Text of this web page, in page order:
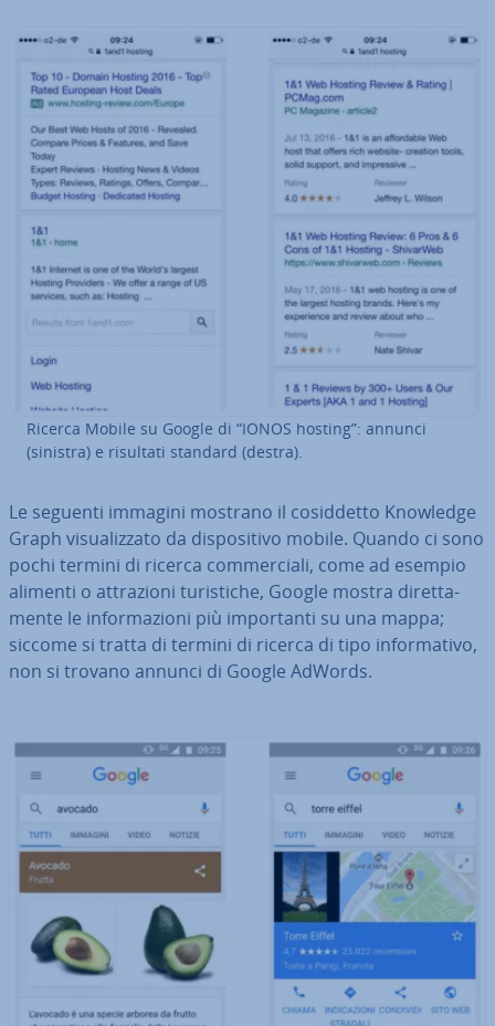
Ricerca Mobile su Google di “IONOS hosting”: annunci
(sinistra) e risultati standard (destra).
Le seguenti immagini mostrano il co­sid­det­to Knowledge
Graph vi­sua­liz­za­to da di­spo­si­ti­vo mobile. Quando ci sono
pochi termini di ricerca com­mer­cia­li, come ad esempio
alimenti o at­tra­zio­ni tu­ri­sti­che, Google mostra di­ret­ta­
men­te le in­for­ma­zio­ni più im­por­tan­ti su una mappa;
siccome si tratta di termini di ricerca di tipo in­for­ma­ti­vo,
non si trovano annunci di Google AdWords.